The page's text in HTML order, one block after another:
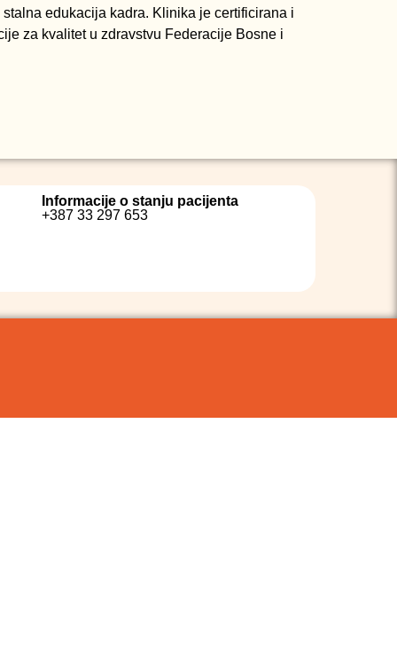
edukacija kadra. Klinika je certificirana i
za kvalitet u zdravstvu Federacije Bosne i
Informacije o stanju pacijenta
+387 33 297 653